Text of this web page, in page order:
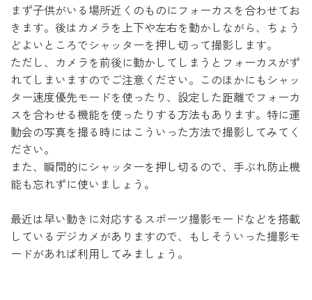
まず子供がいる場所近くのものにフォーカスを合わせてお
きます。後はカメラを上下や左右を動かしながら、ちょう
どよいところでシャッターを押し切って撮影します。
ただし、カメラを前後に動かしてしまうとフォーカスがず
れてしまいますのでご注意ください。このほかにもシャッ
ター速度優先モードを使ったり、設定した距離でフォーカ
スを合わせる機能を使ったりする方法もあります。特に運
動会の写真を撮る時にはこういった方法で撮影してみてく
ださい。
また、瞬間的にシャッターを押し切るので、手ぶれ防止機
能も忘れずに使いましょう。
最近は早い動きに対応するスポーツ撮影モードなどを搭載
しているデジカメがありますので、もしそういった撮影モ
ードがあれば利用してみましょう。